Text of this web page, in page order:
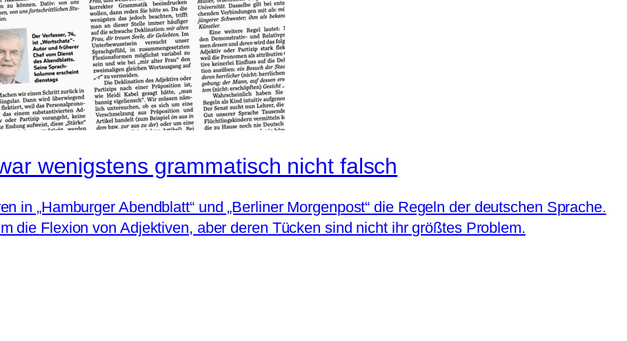
wenigstens grammatisch nicht falsch
in „Hamburger Abendblatt“ und „Berliner Morgenpost“ die Regeln der deutschen Sprache.
die Flexion von Adjektiven, aber deren Tücken sind nicht ihr größtes Problem.